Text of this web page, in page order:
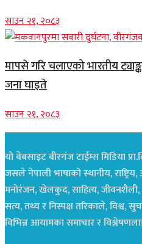
साउन २१, २०८३
मापसे गरि चलाएको भारतीय
जना घाइते
साउन २१, २०८३
यो वेबसाइट वीरगंज टाईम्स मिडिया
जसले नेपाली भाषाको स्थानीय,
मनोरंजन, खेलकुद, साहित्य,
सत्य, तथ्य र निस्पक्ष तरिकाले, विश्व,
विभिन्न आयामका समाचार र